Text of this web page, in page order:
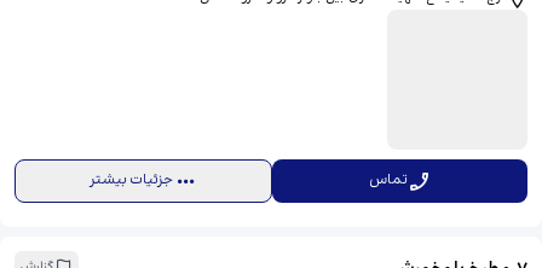
تماس جزئیات بیشتر